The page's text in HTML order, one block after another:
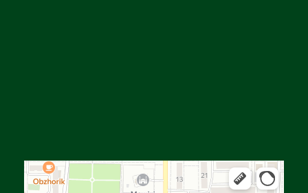
Яндекс Карталар — көлік, навигация, орындарды іздеу